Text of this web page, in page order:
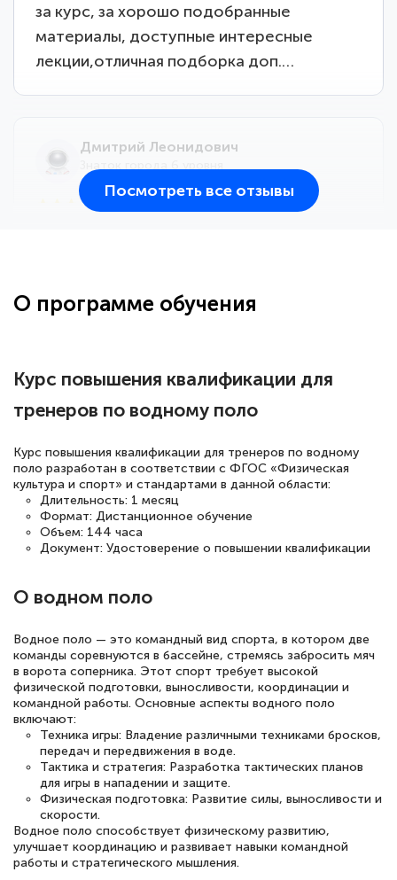
за курс, за хорошо подобранные
материалы, доступные интересные
лекции,отличная подборка доп.…
Дмитрий Леонидович
большое количество методических
Знаток города 5 уровня
18 марта 2026
Выражаю благодарность за курс
повышения квалификации "Эксперт ЕГЭ по
полезных материалов помогли
книги, методические рекомендации,
статьи. Времени на подготовку
достаточно. Курс помогает пройти
аттестацию в школе. Спасибо!
Евгения Коротких
Знаток города 2 уровня
12 марта 2026
Посмотреть все отзывы
О программе обучения
Курс повышения квалификации для
тренеров по водному поло
Курс повышения квалификации для тренеров по водному
поло разработан в соответствии с ФГОС «Физическая
культура и спорт» и стандартами в данной области:
Длительность: 1 месяц
Формат: Дистанционное обучение
Объем: 144 часа
Документ: Удостоверение о повышении квалификации
О водном поло
Водное поло — это командный вид спорта, в котором две
команды соревнуются в бассейне, стремясь забросить мяч
в ворота соперника. Этот спорт требует высокой
физической подготовки, выносливости, координации и
командной работы. Основные аспекты водного поло
включают:
Техника игры: Владение различными техниками бросков,
передач и передвижения в воде.
Тактика и стратегия: Разработка тактических планов
для игры в нападении и защите.
Физическая подготовка: Развитие силы, выносливости и
скорости.
Водное поло способствует физическому развитию,
улучшает координацию и развивает навыки командной
работы и стратегического мышления.